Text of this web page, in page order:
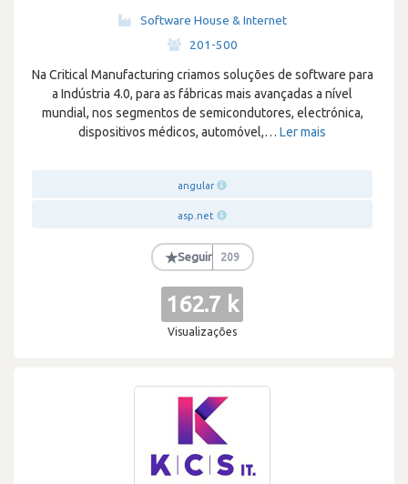
Software House & Internet
201-500
Na Critical Manufacturing criamos soluções de software para
a Indústria 4.0, para as fábricas mais avançadas a nível
mundial, nos segmentos de semicondutores, electrónica,
dispositivos médicos, automóvel,… Ler mais
angular
asp.net
★Seguir 209
162.7 k
Visualizações